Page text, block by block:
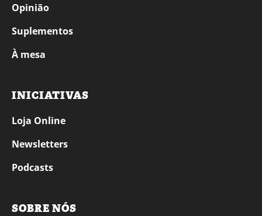
Opinião
Suplementos
À mesa
INICIATIVAS
Loja Online
Newsletters
Podcasts
SOBRE NÓS